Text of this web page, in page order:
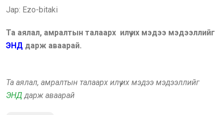
Jap: Ezo-bitaki
Та аялал, амралтын талаарх илүү их мэдээ мэдээллийг
ЭНД дарж аваарай.
Та аялал, амралтын талаарх илүү их мэдээ мэдээллийг
ЭНД дарж аваарай